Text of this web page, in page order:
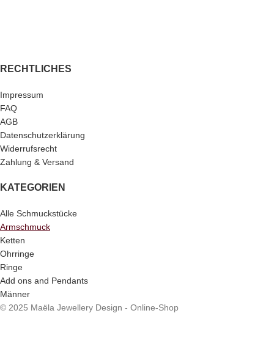
RECHTLICHES
Impressum
FAQ
AGB
Datenschutzerklärung
Widerrufsrecht
Zahlung & Versand
KATEGORIEN
Alle Schmuckstücke
Armschmuck
Ketten
Ohrringe
Ringe
Add ons and Pendants
Männer
© 2025 Maëla Jewellery Design - Online-Shop